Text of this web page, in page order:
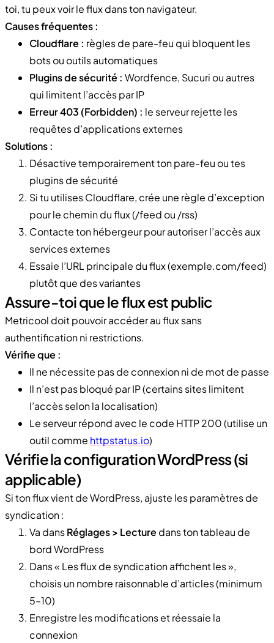
toi, tu peux voir le flux dans ton navigateur.
Causes fréquentes :
Cloudflare : règles de pare-feu qui bloquent les
bots ou outils automatiques
Plugins de sécurité : Wordfence, Sucuri ou autres
qui limitent l’accès par IP
Erreur 403 (Forbidden) : le serveur rejette les
requêtes d’applications externes
Solutions :
Désactive temporairement ton pare-feu ou tes
plugins de sécurité
Si tu utilises Cloudflare, crée une règle d’exception
pour le chemin du flux (/feed ou /rss)
Contacte ton hébergeur pour autoriser l’accès aux
services externes
Essaie l’URL principale du flux (exemple.com/feed)
plutôt que des variantes
Assure-toi que le flux est public
Metricool doit pouvoir accéder au flux sans
authentification ni restrictions.
Vérifie que :
Il ne nécessite pas de connexion ni de mot de passe
Il n’est pas bloqué par IP (certains sites limitent
l’accès selon la localisation)
Le serveur répond avec le code HTTP 200 (utilise un
outil comme httpstatus.io)
Vérifie la configuration WordPress (si
applicable)
Si ton flux vient de WordPress, ajuste les paramètres de
syndication :
Va dansRéglages > Lecture dans ton tableau de
bord WordPress
Dans « Les flux de syndication affichent les »,
choisis un nombre raisonnable d’articles (minimum
5–10)
Enregistre les modifications et réessaie la
connexion